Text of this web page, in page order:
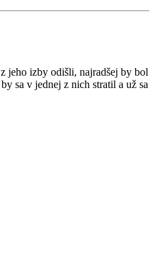
jeho izby odišli, najradšej by bol
sa v jednej z nich stratil a už sa